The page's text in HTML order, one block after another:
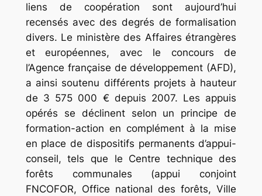
liens de coopération sont aujourd’hui
recensés avec des degrés de formalisation
divers. Le ministère des Affaires étrangères
et européennes, avec le concours de
l’Agence française de développement (AFD),
a ainsi soutenu différents projets à hauteur
de 3 575 000 € depuis 2007. Les appuis
opérés se déclinent selon un principe de
formation-action en complément à la mise
en place de dispositifs permanents d’appui-
conseil, tels que le Centre technique des
forêts communales (appui conjoint
FNCOFOR, Office national des forêts, Ville